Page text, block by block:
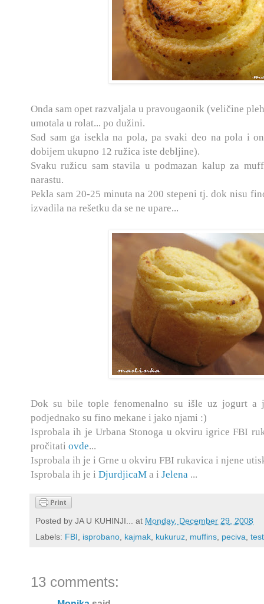
Onda sam opet razvaljala u pravougaonik (veličine
umotala u rolat... po dužini.
Sad sam ga isekla na pola, pa svaki deo na pola i
dobijem ukupno 12 ružica iste debljine).
Svaku ružicu sam stavila u podmazan kalup za
narastu.
Pekla sam 20-25 minuta na 200 stepeni tj. dok nisu
izvadila na rešetku da se ne upare...
Dok su bile tople fenomenalno su išle uz jogurt a
podjednako su fino mekane i jako njami :)
Isprobala ih je Urbana Stonoga u okviru igrice FBI
pročitati ovde...
Isprobala ih je i Grne u okviru FBI rukavica i njene
Isprobala ih je i DjurdjicaM a i Jelena ...
Posted by JA U KUHINJI... at Monday, December 29, 2008
Labels: FBI, isprobano, kajmak, kukuruz, muffins, peciva,
13 comments: